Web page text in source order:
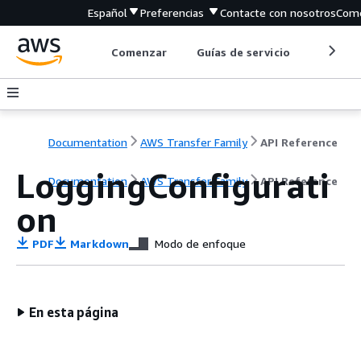
Español Preferencias Contacte con nosotros
Comenzar Guías de servicio
Documentation AWS Transfer Family API Reference
Documentation AWS Transfer Family API Reference
LoggingConfigurati
on
PDF Markdown Modo de enfoque
En esta página